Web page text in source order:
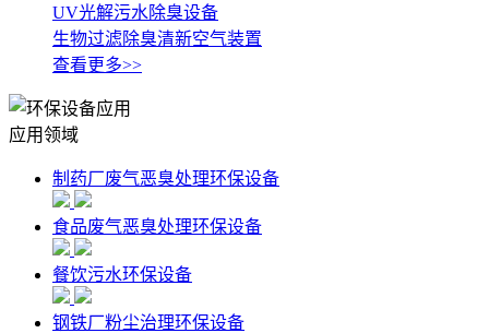
UV光解污水除臭设备
生物过滤除臭清新空气装置
查看更多>>
应用领域
制药厂废气恶臭处理环保设备
食品废气恶臭处理环保设备
餐饮污水环保设备
钢铁厂粉尘治理环保设备